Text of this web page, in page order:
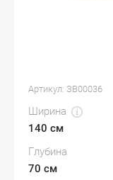
Артикул: ЗВ00036
Ширина
140 см
Глубина
70 см